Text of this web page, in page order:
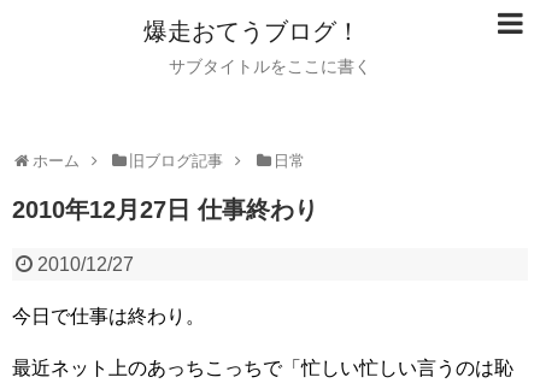
爆走おてうブログ！
サブタイトルをここに書く
ホーム 旧ブログ記事 日常
2010年12月27日 仕事終わり
2010/12/27
今日で仕事は終わり。
最近ネット上のあっちこっちで「忙しい忙しい言うのは恥